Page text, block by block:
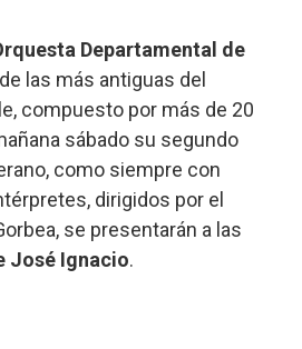
Departamental de
las más antiguas del
compuesto por más de 20
sábado su segundo
como siempre con
dirigidos por el
se presentarán a las
José Ignacio.